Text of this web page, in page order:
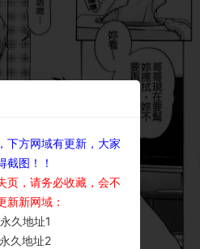
下方网域有更新，大家
截图！！
页，请务必收藏，会不
新新网域：
久地址1
久地址2